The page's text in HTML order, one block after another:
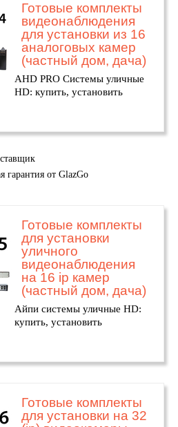
Готовые комплекты
видеонаблюдения
для установки из 16
аналоговых камер
(частный дом, дача)
AHD PRO Системы уличные
HD: купить, установить
гарантия от GlazGo
Готовые комплекты
для установки
уличного
видеонаблюдения
на 16 ip камер
(частный дом, дача)
Айпи системы уличные HD:
купить, установить
Готовые комплекты
для установки на 32